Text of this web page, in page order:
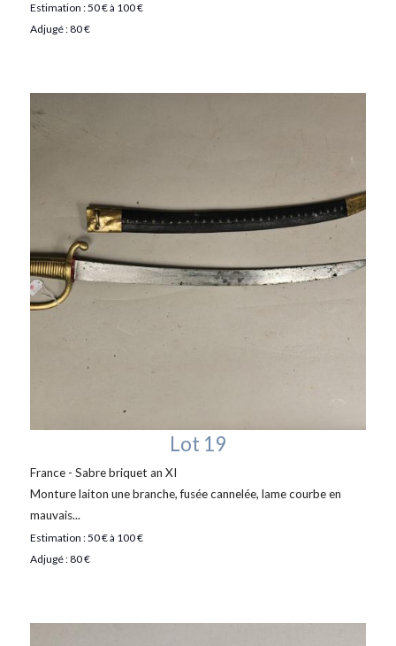
Estimation : 50 € à 100 €
Adjugé : 80 €
Lot 19
France - Sabre briquet an XI
Monture laiton une branche, fusée cannelée, lame courbe en
mauvais...
Estimation : 50 € à 100 €
Adjugé : 80 €